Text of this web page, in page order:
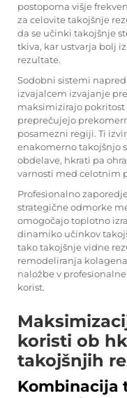
postopoma višje
za celovite takojšnje
da se učinki takojšnje
tkiva, kar ustvarja bolj
rezultate.
Sodobni sistemi
izvajalcem izvajanje
maksimizirajo
preprečujejo
posamezni regiji. Ti
enakomerno takojšnjo
obdelave, hkrati pa
varnosti med celotnim
Profesionalno
strategične odmorke
omogočajo toplotno
dinamiko učinkov
tako takojšnje vidne
remodeliranja
naložbe v
korist.
koristi ob
takojšnjih
Kombinacija